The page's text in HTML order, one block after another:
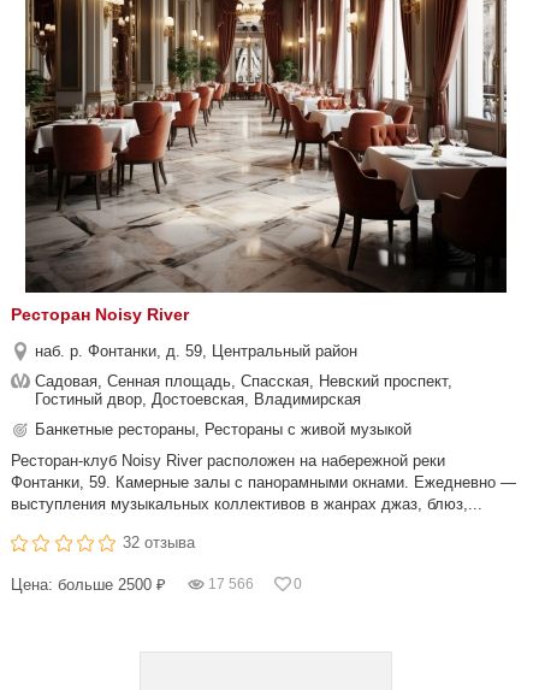
Ресторан Noisy River
наб. р. Фонтанки, д. 59, Центральный район
Садовая, Сенная площадь, Спасская, Невский проспект,
Гостиный двор, Достоевская, Владимирская
Банкетные рестораны, Рестораны с живой музыкой
Ресторан-клуб Noisy River расположен на набережной реки
Фонтанки, 59. Камерные залы с панорамными окнами. Ежедневно —
выступления музыкальных коллективов в жанрах джаз, блюз,...
32 отзыва
Цена: больше 2500 ₽ 17 566 0